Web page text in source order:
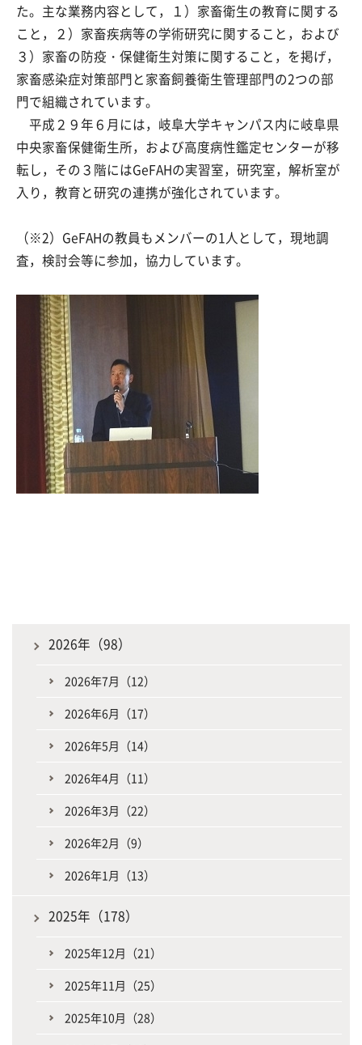
た。主な業務内容として，１）家畜衛生の教育に関する
こと，２）家畜疾病等の学術研究に関すること，および
３）家畜の防疫・保健衛生対策に関すること，を掲げ，
家畜感染症対策部門と家畜飼養衛生管理部門の2つの部
門で組織されています。
平成２９年６月には，岐阜大学キャンパス内に岐阜県
中央家畜保健衛生所，および高度病性鑑定センターが移
転し，その３階にはGeFAHの実習室，研究室，解析室が
入り，教育と研究の連携が強化されています。
（※2）GeFAHの教員もメンバーの1人として，現地調
査，検討会等に参加，協力しています。
2026年（98）
2026年7月（12）
2026年6月（17）
2026年5月（14）
2026年4月（11）
2026年3月（22）
2026年2月（9）
2026年1月（13）
2025年（178）
2025年12月（21）
2025年11月（25）
2025年10月（28）